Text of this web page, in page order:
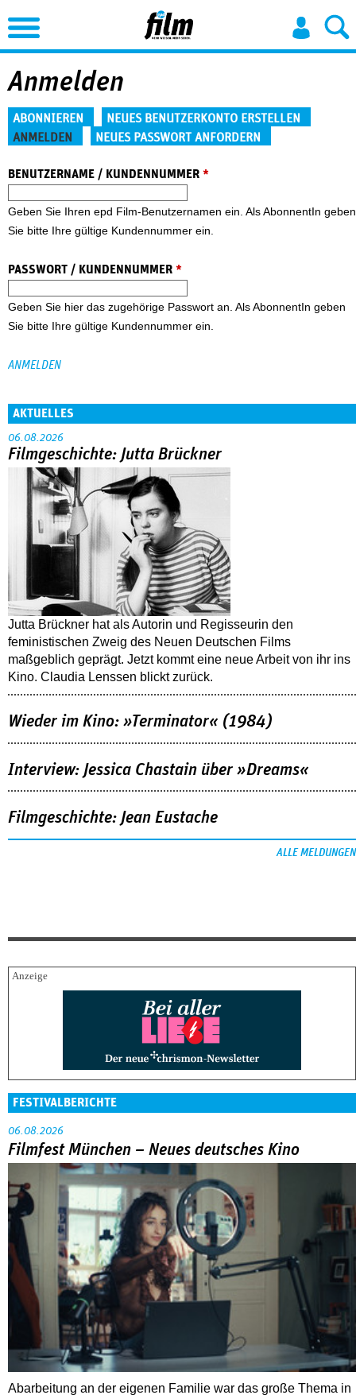
Jump to Navigation
Anmelden
Haupt-Reiter
ABONNIEREN
NEUES BENUTZERKONTO ERSTELLEN
ANMELDEN
NEUES PASSWORT ANFORDERN
BENUTZERNAME / KUNDENNUMMER *
Geben Sie Ihren epd Film-Benutzernamen ein. Als AbonnentIn geben
Sie bitte Ihre gültige Kundennummer ein.
PASSWORT / KUNDENNUMMER *
Geben Sie hier das zugehörige Passwort an. Als AbonnentIn geben
Sie bitte Ihre gültige Kundennummer ein.
AKTUELLES
06.08.2026
Filmgeschichte: Jutta Brückner
Jutta Brückner hat als Autorin und Regisseurin den
feministischen Zweig des Neuen Deutschen Films
maßgeblich geprägt. Jetzt kommt eine neue Arbeit von ihr ins
Kino. Claudia Lenssen blickt zurück.
Wieder im Kino: »Terminator« (1984)
Interview: Jessica Chastain über »Dreams«
Filmgeschichte: Jean Eustache
ALLE MELDUNGEN
FESTIVALBERICHTE
06.08.2026
Filmfest München – Neues deutsches Kino
Abarbeitung an der eigenen Familie war das große Thema in